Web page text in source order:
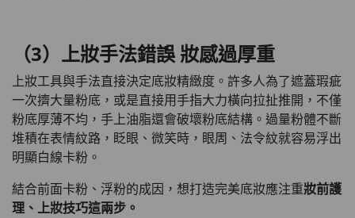
（3）上妝手法錯誤 妝感過厚重
上妝工具與手法直接決定底妝精緻度。許多人為了遮蓋瑕疵
一次擠大量粉底，或是直接用手指大力橫向拉扯推開，不僅
粉底厚薄不均，手上油脂還會破壞粉底結構。過量粉體不斷
堆積在表情紋路，眨眼、微笑時，眼周、法令紋就容易浮出
明顯白線卡粉。
結合前面卡粉、浮粉的成因，想打造完美底妝應注重妝前護
理、上妝技巧這兩步。